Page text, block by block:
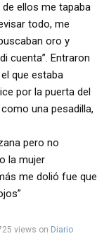
ellos me tapaba
todo, me
oro y
cuenta”. Entraron
que estaba
por la puerta del
una pesadilla,
pero no
la mujer
me dolió fue que
views on Diario